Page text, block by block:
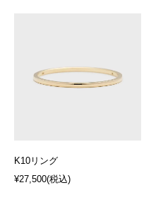
K10リング
¥27,500(税込)